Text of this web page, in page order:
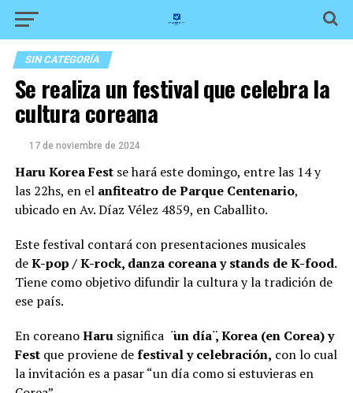
SIN CATEGORÍA
Se realiza un festival que celebra la
cultura coreana
17 de noviembre de 2024
Haru Korea Festse hará este domingo, entre las 14 y
las 22hs, en el anfiteatro de Parque Centenario,
ubicado en Av. Díaz Vélez 4859, en Caballito.
Este festival contará con presentaciones musicales
deK-pop / K-rock, danza coreana y stands de K-food.
Tiene como objetivo difundir la cultura y la tradición de
ese país.
En coreanoHarusignifica ̈un día ̈, Korea (en Corea) y
Festque proviene defestival y celebración, con lo cual
la invitación es a pasar “un día como si estuvieras en